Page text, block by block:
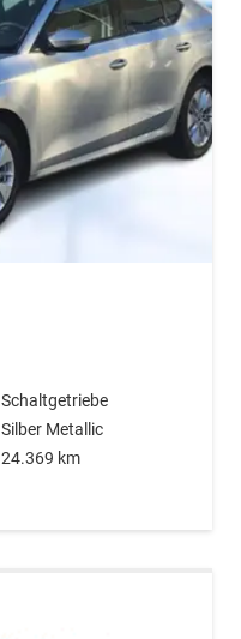
Schaltgetriebe
Silber Metallic
24.369 km